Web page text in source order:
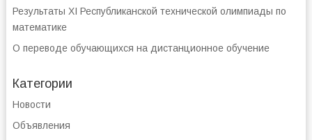
Результаты XI Республиканской технической олимпиады по
математике
О переводе обучающихся на дистанционное обучение
Категории
Новости
Объявления